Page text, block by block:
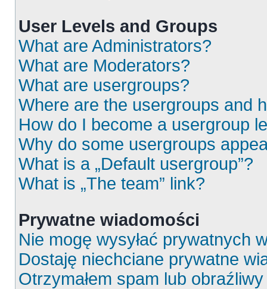
User Levels and Groups
What are Administrators?
What are Moderators?
What are usergroups?
Where are the usergroups and
How do I become a usergroup
Why do some usergroups
What is a „Default usergroup”?
What is „The team” link?
Prywatne wiadomości
Nie mogę wysyłać prywatnych
Dostaję niechciane prywatne
Otrzymałem spam lub